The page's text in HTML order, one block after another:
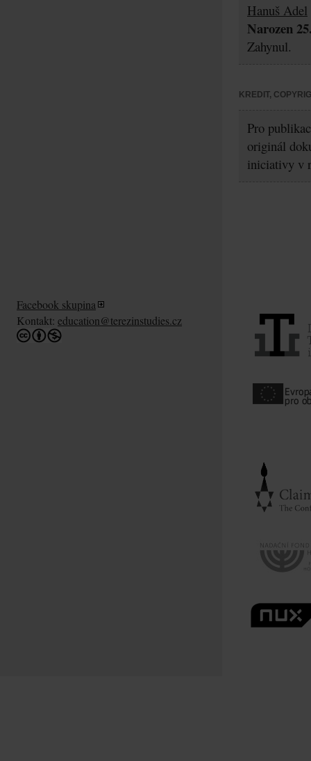
Hanuš Adel
Narozen
Zahynul.
KREDIT,
Pro
originál
iniciativy v
Facebook skupina
Kontakt: education@terezinstudies.cz